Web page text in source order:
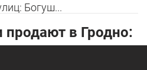
Богуш...
продают в Гродно: